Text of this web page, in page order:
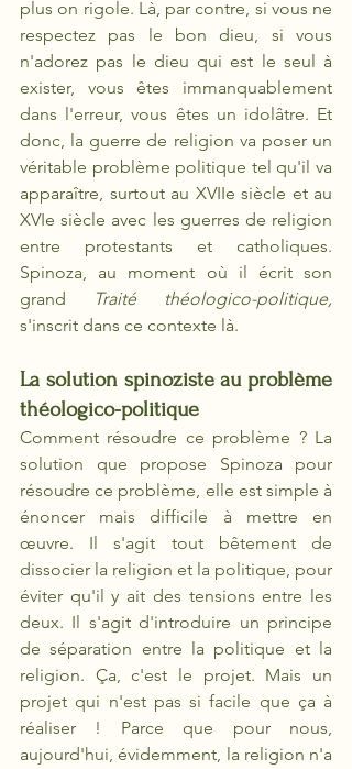
plus on rigole. Là, par contre, si vous ne
respectez pas le bon dieu, si vous
n'adorez pas le dieu qui est le seul à
exister, vous êtes immanquablement
dans l'erreur, vous êtes un idolâtre. Et
donc, la guerre de religion va poser un
véritable problème politique tel qu'il va
apparaître, surtout au XVIIe siècle et au
XVIe siècle avec les guerres de religion
entre protestants et catholiques.
Spinoza, au moment où il écrit son
grand
Traité théologico-politique,
s'inscrit dans ce contexte là.
La solution spinoziste au problème
théologico-politique
Comment résoudre ce problème ? La
solution que propose Spinoza pour
résoudre ce problème, elle est simple à
énoncer mais difficile à mettre en
œuvre. Il s'agit tout bêtement de
dissocier la religion et la politique, pour
éviter qu'il y ait des tensions entre les
deux. Il s'agit d'introduire un principe
de séparation entre la politique et la
religion. Ça, c'est le projet. Mais un
projet qui n'est pas si facile que ça à
réaliser ! Parce que pour nous,
aujourd'hui, évidemment, la religion n'a